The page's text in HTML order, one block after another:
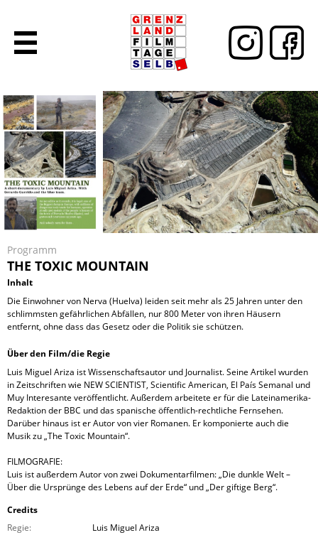
Programm
THE TOXIC MOUNTAIN
Inhalt
Die Einwohner von Nerva (Huelva) leiden seit mehr als 25 Jahren unter den
schlimmsten gefährlichen Abfällen, nur 800 Meter von ihren Häusern
entfernt, ohne dass das Gesetz oder die Politik sie schützen.
Über den Film/die Regie
Luis Miguel Ariza ist Wissenschaftsautor und Journalist. Seine Artikel wurden
in Zeitschriften wie NEW SCIENTIST, Scientific American, El País Semanal und
Muy Interesante veröffentlicht. Außerdem arbeitete er für die Lateinamerika-
Redaktion der BBC und das spanische öffentlich-rechtliche Fernsehen.
Darüber hinaus ist er Autor von vier Romanen. Er komponierte auch die
Musik zu „The Toxic Mountain“.
FILMOGRAFIE:
Luis ist außerdem Autor von zwei Dokumentarfilmen: „Die dunkle Welt –
Über die Ursprünge des Lebens auf der Erde“ und „Der giftige Berg“.
Credits
Regie:
Luis Miguel Ariza